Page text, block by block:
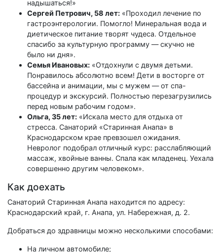
надышаться!»
Сергей Петрович, 58 лет: «Проходил лечение по
гастроэнтерологии. Помогло! Минеральная вода и
диетическое питание творят чудеса. Отдельное
спасибо за культурную программу — скучно не
было ни дня».
Семья Ивановых: «Отдохнули с двумя детьми.
Понравилось абсолютно всем! Дети в восторге от
бассейна и анимации, мы с мужем — от спа-
процедур и экскурсий. Полностью перезагрузились
перед новым рабочим годом».
Ольга, 35 лет: «Искала место для отдыха от
стресса. Санаторий «Старинная Анапа» в
Краснодарском крае превзошел ожидания.
Невролог подобрал отличный курс: расслабляющий
массаж, хвойные ванны. Спала как младенец. Уехала
совершенно другим человеком».
Как доехать
Санаторий Старинная Анапа находится по адресу:
Краснодарский край, г. Анапа, ул. Набережная, д. 2.
Добраться до здравницы можно несколькими способами:
На личном автомобиле;